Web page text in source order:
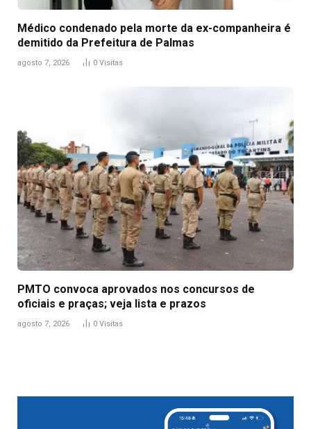
Médico condenado pela morte da ex-companheira é
demitido da Prefeitura de Palmas
agosto 7, 2026 0 Visitas
PMTO convoca aprovados nos concursos de
oficiais e praças; veja lista e prazos
agosto 7, 2026 0 Visitas